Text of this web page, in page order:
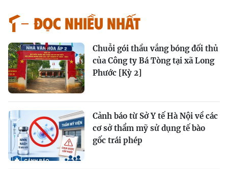
Đọc nhiều nhất
Chuỗi gói thầu vắng bóng đối thủ
của Công ty Bá Tòng tại xã Long
Phước [Kỳ 2]
Cảnh báo từ Sở Y tế Hà Nội về các
cơ sở thẩm mỹ sử dụng tế bào
gốc trái phép